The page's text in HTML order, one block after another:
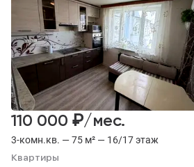
3-комн.кв. — 75 м² — 16/17 этаж
Квартиры
110 000 ₽/мес.